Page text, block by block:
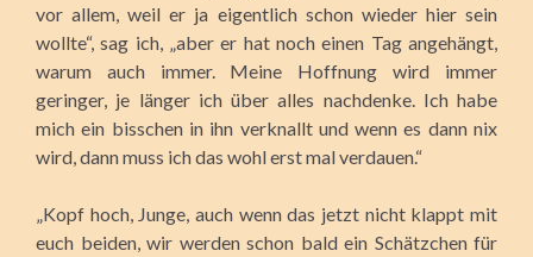
vor allem, weil er ja eigentlich schon wieder hier sein
wollte“, sag ich, „aber er hat noch einen Tag angehängt,
warum auch immer. Meine Hoffnung wird immer
geringer, je länger ich über alles nachdenke. Ich habe
mich ein bisschen in ihn verknallt und wenn es dann nix
wird, dann muss ich das wohl erst mal verdauen.“
„Kopf hoch, Junge, auch wenn das jetzt nicht klappt mit
euch beiden, wir werden schon bald ein Schätzchen für